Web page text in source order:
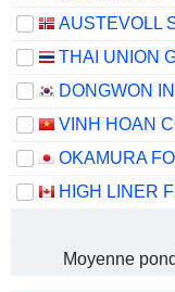
THAI UNION
Moyenne